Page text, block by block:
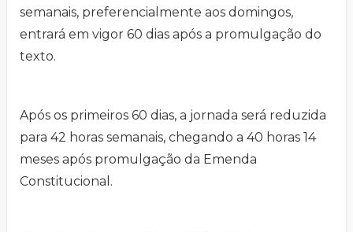
semanais, preferencialmente aos domingos,
entrará em vigor 60 dias após a promulgação do
texto.
Após os primeiros 60 dias, a jornada será reduzida
para 42 horas semanais, chegando a 40 horas 14
meses após promulgação da Emenda
Constitucional.